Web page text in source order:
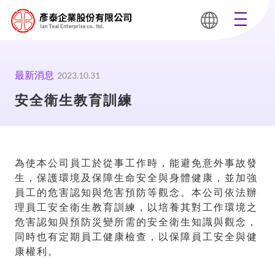
最新消息 2023.10.31
安全衛生教育訓練
為使本公司員工於從事工作時，能避免意外事故發
生，保護環境及保障生命安全與身體健康，並加強
員工的危害認知與危害預防等觀念。本公司依法辦
理員工安全衛生教育訓練，以培養其對工作環境之
危害認知與預防災變所需的安全衛生知識與觀念，
同時也有定期員工健康檢查，以保障員工安全與健
康權利。